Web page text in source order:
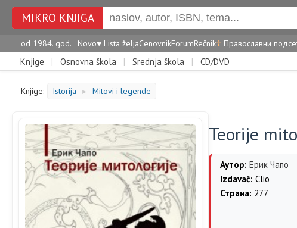
MIKRO KNJIGA
od 1984. god. Novo♥ Lista željaCenovnikForumRečnik☦ Православни
Knjige | Osnovna škola | Srednja škola | CD/DVD
Knjige: Istorija ► Mitovi i legende
Teorije
Аутор: Ерик Чапо
Izdavač: Clio
Страна: 277